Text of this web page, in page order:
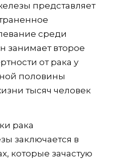
представляет
среди
занимает второе
от рака у
половины
тысяч человек
рака
заключается в
которые зачастую